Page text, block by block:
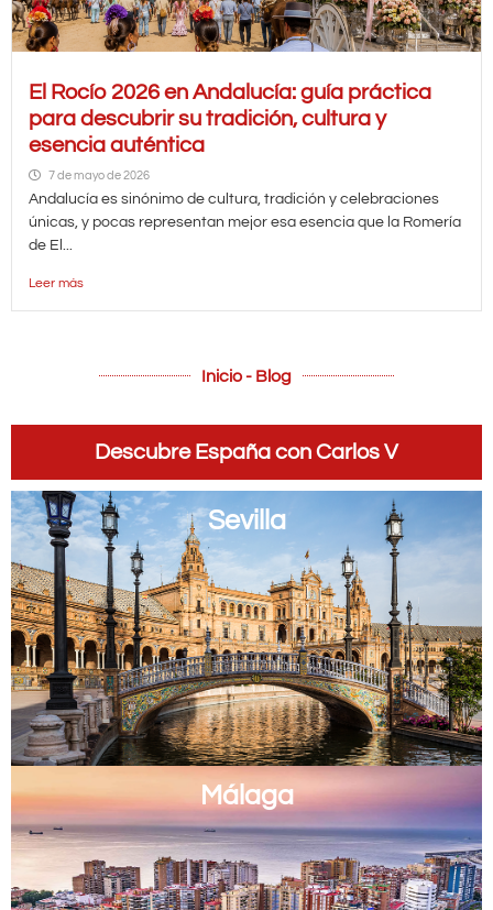
El Rocío 2026 en Andalucía: guía práctica
para descubrir su tradición, cultura y
esencia auténtica
7 de mayo de 2026
Andalucía es sinónimo de cultura, tradición y celebraciones
únicas, y pocas representan mejor esa esencia que la Romería
de El...
Leer más
Inicio - Blog
Descubre España con Carlos V
Sevilla
Málaga